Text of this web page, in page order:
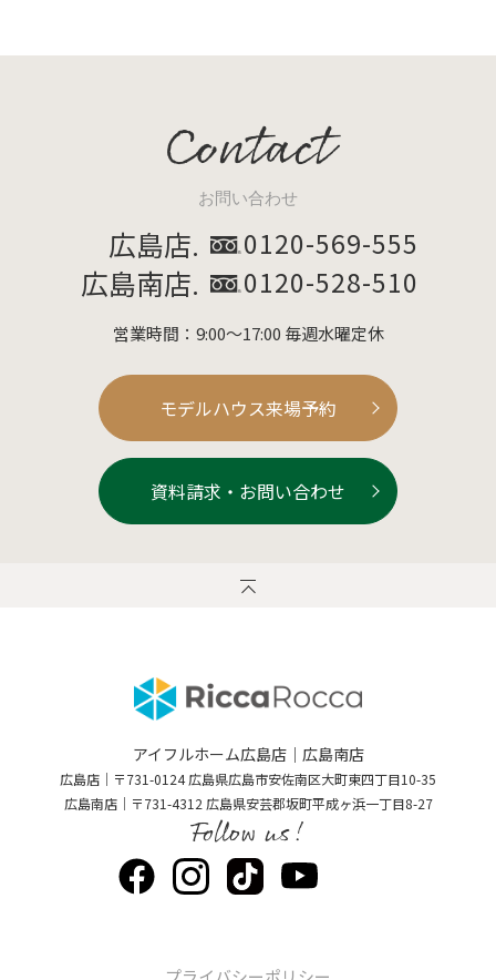
Contact
お問い合わせ
広島店. 0120-569-555
広島南店. 0120-528-510
営業時間：9:00～17:00 毎週水曜定休
モデルハウス来場予約
資料請求・お問い合わせ
アイフルホーム広島店｜広島南店
広島店｜〒731-0124 広島県広島市安佐南区大町東四丁目10-35
広島南店｜〒731-4312 広島県安芸郡坂町平成ヶ浜一丁目8-27
Follow us!